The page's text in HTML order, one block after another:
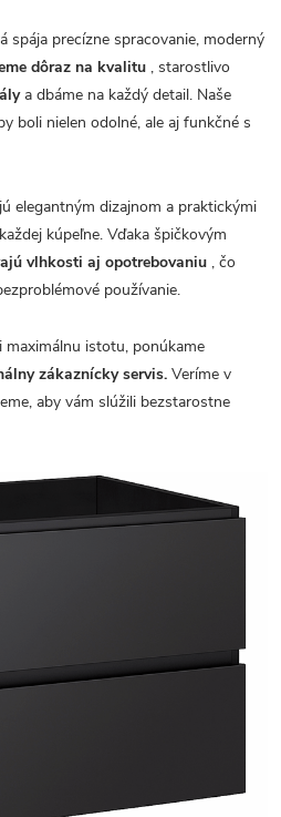
spája precízne spracovanie, moderný
dôraz na kvalitu , starostlivo
a dbáme na každý detail. Naše
boli nielen odolné, ale aj funkčné s
elegantným dizajnom a praktickými
kúpeľne. Vďaka špičkovým
vlhkosti aj opotrebovaniu , čo
používanie.
istotu, ponúkame
zákaznícky servis. Veríme v
aby vám slúžili bezstarostne